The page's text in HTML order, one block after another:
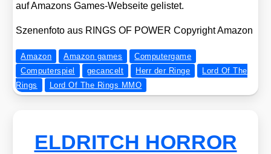
auf Ama­zons Games-Web­sei­te gelis­tet.
Sze­nen­fo­to aus RINGS OF POWER Copy­right Ama­zon
Amazon Amazon games
Computergame
Computerspiel
gecancelt Herr der Ringe
Lord Of The
Rings
Lord Of The Rings MMO
ELDRITCH HORROR